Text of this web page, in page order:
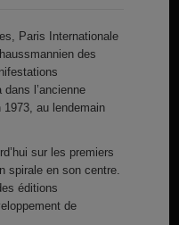
Paris Internationale
des
l’ancienne
au lendemain
sur les premiers
spirale en son centre.
éditions
de